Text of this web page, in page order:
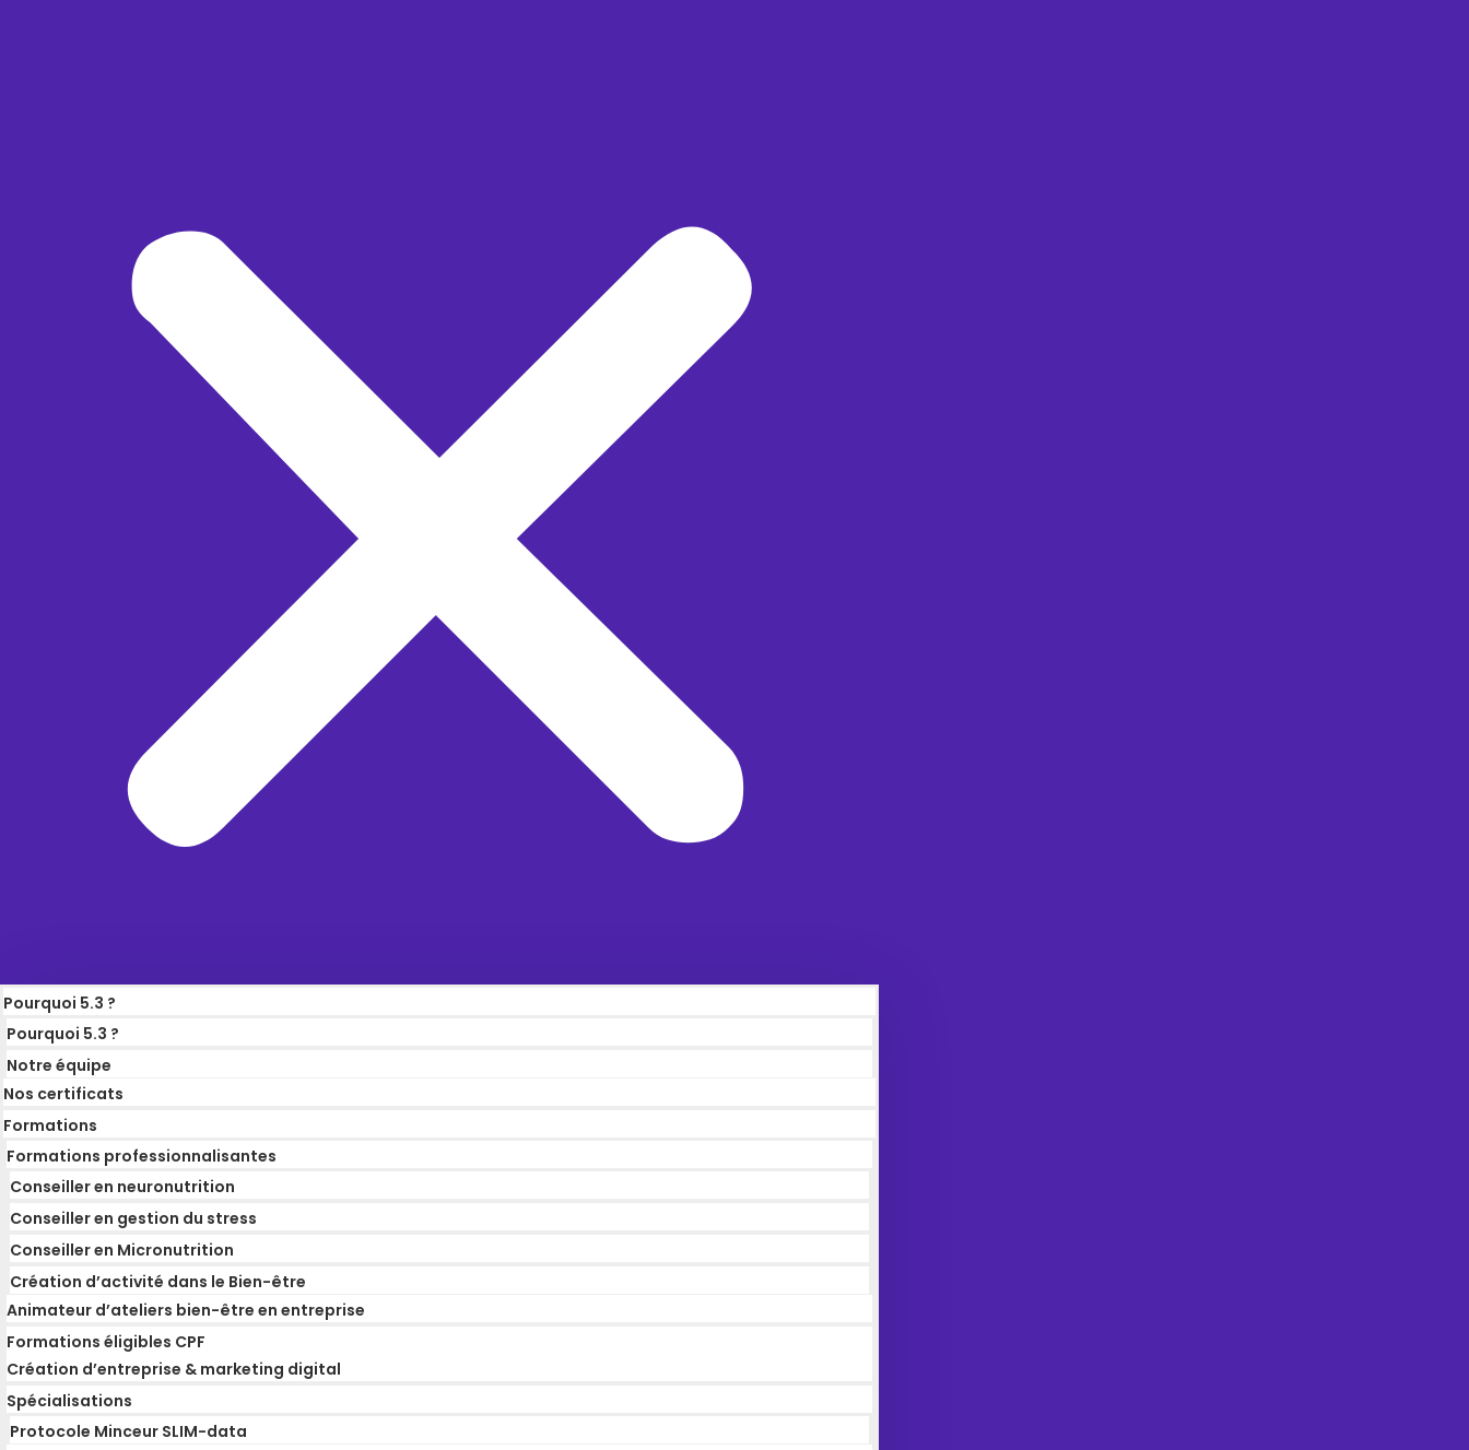
Pourquoi 5.3 ?
Pourquoi 5.3 ?
Notre équipe
Nos certificats
Formations
Formations professionnalisantes
Conseiller en neuronutrition
Conseiller en gestion du stress
Conseiller en Micronutrition
Création d’activité dans le Bien-être
Animateur d’ateliers bien-être en entreprise
Formations éligibles CPF
Création d’entreprise & marketing digital
Spécialisations
Protocole Minceur SLIM-data